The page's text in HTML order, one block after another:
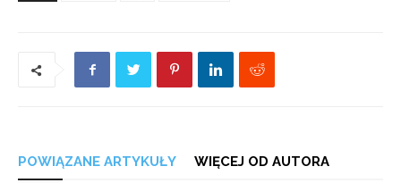
POWIĄZANE ARTYKUŁY WIĘCEJ OD AUTORA